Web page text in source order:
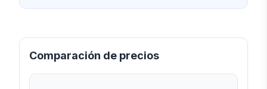
tendrán que recolectar ADN, investigar las
dinosaurios y luego combinar el ADN antiguo
en la secuencia correcta para dar vida a estas
criaturas prehistóricas. Todos los jugadores
Comparación de precios